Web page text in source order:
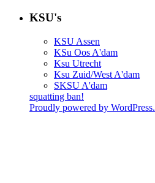
KSU's
KSU Assen
KSu Oos A'dam
Ksu Utrecht
Ksu Zuid/West A'dam
SKSU A'dam
squatting ban!
Proudly powered by WordPress.